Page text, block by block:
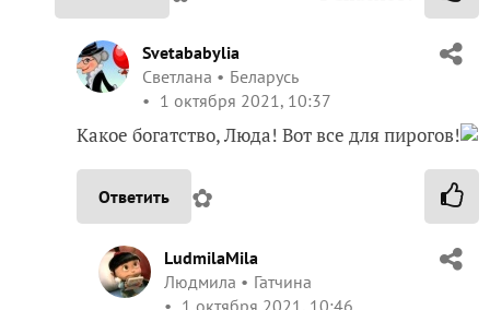
Svetababylia
Светлана
Беларусь
1 октября 2021, 10:37
Какое богатство, Люда! Вот все для пирогов!
Ответить ✿
LudmilaMila
Людмила
Гатчина